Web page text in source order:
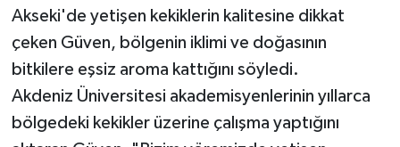
Akseki'de yetişen kekiklerin kalitesine dikkat
çeken Güven, bölgenin iklimi ve doğasının
bitkilere eşsiz aroma kattığını söyledi.
Akdeniz Üniversitesi akademisyenlerinin yıllarca
bölgedeki kekikler üzerine çalışma yaptığını